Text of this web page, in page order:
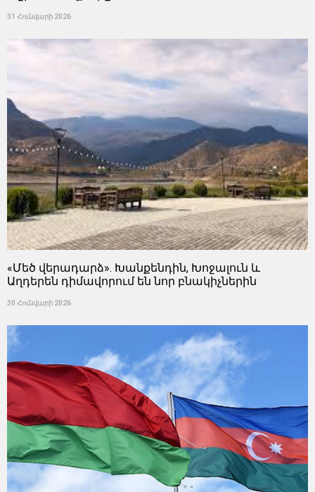
31 Հունվարի 2026
«Մեծ վերադարձ». Խանքենդին, Խոջալուն և
Աղդերեն դիմավորում են նոր բնակիչներին
30 Հունվարի 2026